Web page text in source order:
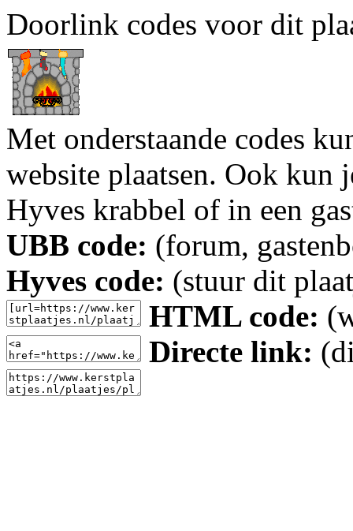
Doorlink codes voor dit
Met onderstaande codes
website plaatsen. Ook kun
Hyves krabbel of in een
UBB code: (forum,
Hyves code: (stuur dit
HTML code:
Directe link: